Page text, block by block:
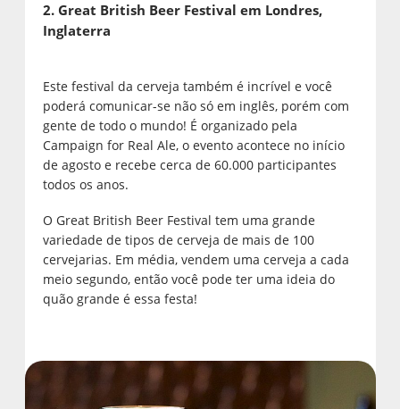
2. Great British Beer Festival em Londres,
Inglaterra
Este festival da cerveja também é incrível e você
poderá comunicar-se não só em inglês, porém com
gente de todo o mundo! É organizado pela
Campaign for Real Ale, o evento acontece no início
de agosto e recebe cerca de 60.000 participantes
todos os anos.
O Great British Beer Festival tem uma grande
variedade de tipos de cerveja de mais de 100
cervejarias. Em média, vendem uma cerveja a cada
meio segundo, então você pode ter uma ideia do
quão grande é essa festa!